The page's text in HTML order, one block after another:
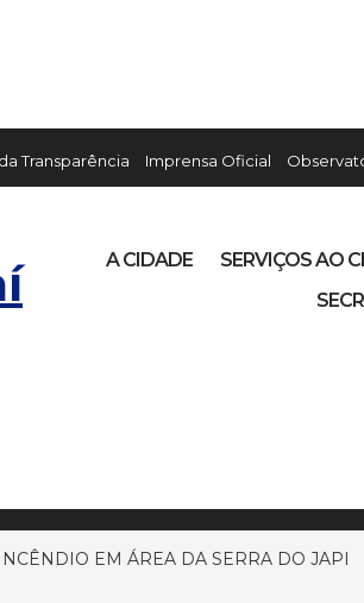
Transparência Imprensa Oficial
A CIDADE SERVIÇOS AO
EM ÁREA DA SERRA DO JAPI